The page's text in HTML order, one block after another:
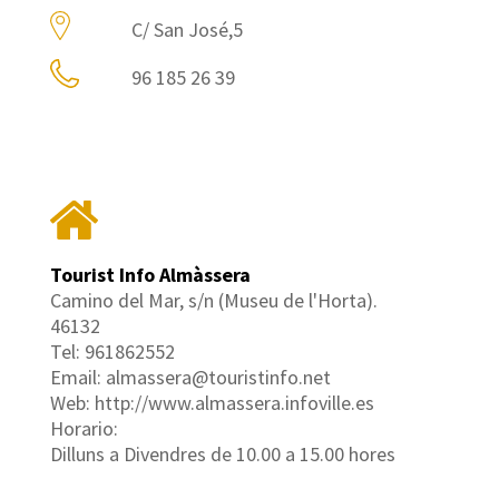
C/ San José,5
96 185 26 39
Tourist Info Almàssera
Camino del Mar, s/n (Museu de l'Horta).
46132
Tel: 961862552
Email: almassera@touristinfo.net
Web: http://www.almassera.infoville.es
Horario:
Dilluns a Divendres de 10.00 a 15.00 hores